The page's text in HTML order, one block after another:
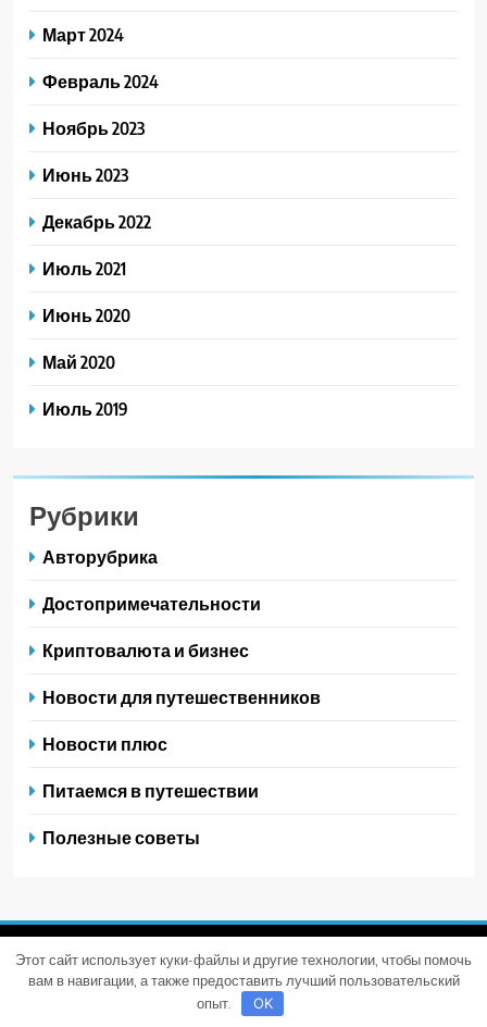
Март 2024
Февраль 2024
Ноябрь 2023
Июнь 2023
Декабрь 2022
Июль 2021
Июнь 2020
Май 2020
Июль 2019
Рубрики
Авторубрика
Достопримечательности
Криптовалюта и бизнес
Новости для путешественников
Новости плюс
Питаемся в путешествии
Полезные советы
Trendy News - новостная тема для WordPress. Все права
защищены 2026. Powered ByBlazeThemes.
Этот сайт использует куки-файлы и другие технологии, чтобы помочь
вам в навигации, а также предоставить лучший пользовательский
опыт.
OK